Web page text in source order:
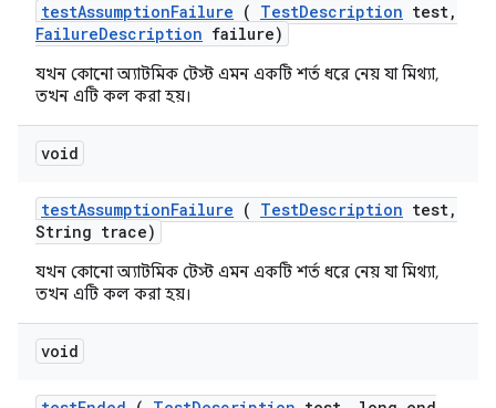
testAssumptionFailure ( TestDescription test,
FailureDescription failure)
যখন কোনো অ্যাটমিক টেস্ট এমন একটি শর্ত ধরে নেয় যা মিথ্যা,
তখন এটি কল করা হয়।
void
testAssumptionFailure ( TestDescription test,
String trace)
যখন কোনো অ্যাটমিক টেস্ট এমন একটি শর্ত ধরে নেয় যা মিথ্যা,
তখন এটি কল করা হয়।
void